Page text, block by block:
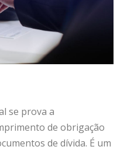
se prova a
de obrigação
de dívida. É um